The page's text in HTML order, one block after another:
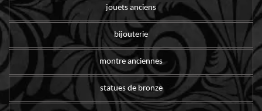
jouets anciens
bijouterie
montre anciennes
statues de bronze